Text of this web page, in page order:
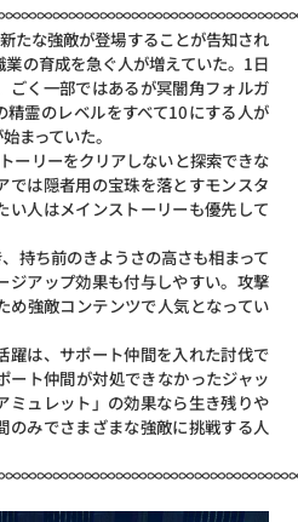
たな強敵が登場することが告知され
の育成を急ぐ人が増えていた。1日
ごく一部ではあるが冥闇角フォルガ
霊のレベルをすべて10にする人が
まっていた。
ーリーをクリアしないと探索できな
では隠者用の宝珠を落とすモンスタ
い人はメインストーリーも優先して
持ち前のきようさの高さも相まって
ジアップ効果も付与しやすい。攻撃
め強敵コンテンツで人気となってい
は、サポート仲間を入れた討伐で
ート仲間が対処できなかったジャッ
ミュレット」の効果なら生き残りや
のみでさまざまな強敵に挑戦する人